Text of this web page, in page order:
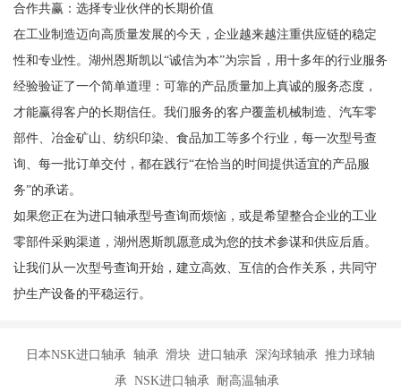
合作共赢：选择专业伙伴的长期价值
在工业制造迈向高质量发展的今天，企业越来越注重供应链的稳定
性和专业性。湖州恩斯凯以“诚信为本”为宗旨，用十多年的行业服务
经验验证了一个简单道理：可靠的产品质量加上真诚的服务态度，
才能赢得客户的长期信任。我们服务的客户覆盖机械制造、汽车零
部件、冶金矿山、纺织印染、食品加工等多个行业，每一次型号查
询、每一批订单交付，都在践行“在恰当的时间提供适宜的产品服
务”的承诺。
如果您正在为进口轴承型号查询而烦恼，或是希望整合企业的工业
零部件采购渠道，湖州恩斯凯愿意成为您的技术参谋和供应后盾。
让我们从一次型号查询开始，建立高效、互信的合作关系，共同守
护生产设备的平稳运行。
日本NSK进口轴承 轴承 滑块 进口轴承 深沟球轴承 推力球轴
承 NSK进口轴承 耐高温轴承